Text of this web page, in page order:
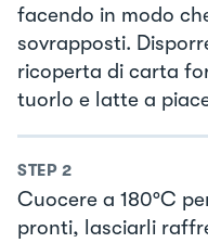
facendo in modo
sovrapposti.
ricoperta di carta
tuorlo e latte a
STEP 2
Cuocere a 180°C
pronti, lasciarli